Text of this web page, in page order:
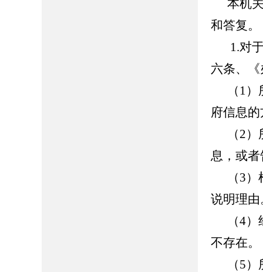
本机
和答复。
1.对
六条、
（ 1）
府信息
（2）
息，或
（3）
说明理由
（4）
不存在。
（5）